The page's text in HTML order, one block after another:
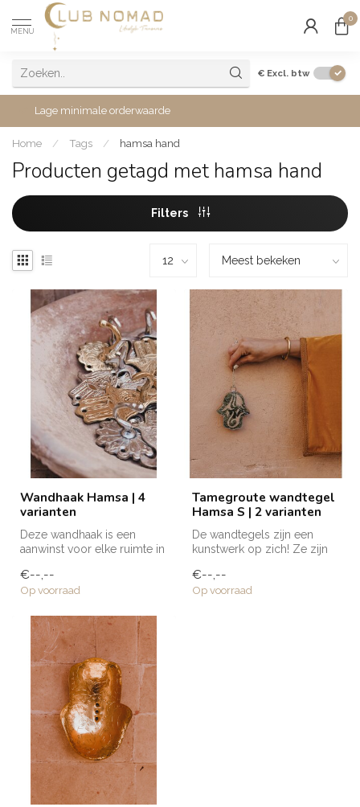
MENU
0
€ Excl. btw
Lage minimale orderwaarde
Home / Tags / hamsa hand
Producten getagd met hamsa hand
Filters
Wandhaak Hamsa | 4
varianten
Deze wandhaak is een
aanwinst voor elke ruimte in
keuken, ...
€--,--
Op voorraad
Tamegroute wandtegel
Hamsa S | 2 varianten
De wandtegels zijn een
kunstwerk op zich! Ze zijn
gemaakt e...
€--,--
Op voorraad